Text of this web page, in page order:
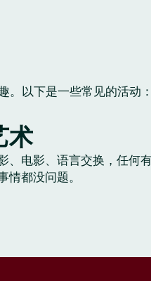
。以下是一些常见的活动：
术
、电影、语言交换，任何
情都没问题。